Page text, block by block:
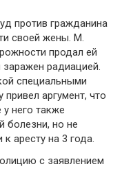
против гражданина
своей жены. М.
продал ей
радиацией.
специальными
аргумент, что
него также
болезни, но не
аресту на 3 года.
с заявлением